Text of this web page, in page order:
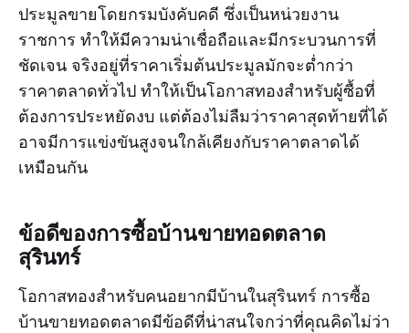
ประมูลขายโดยกรมบังคับคดี ซึ่งเป็นหน่วยงาน
ราชการ ทำให้มีความน่าเชื่อถือและมีกระบวนการที่
ชัดเจน จริงอยู่ที่ราคาเริ่มต้นประมูลมักจะต่ำกว่า
ราคาตลาดทั่วไป ทำให้เป็นโอกาสทองสำหรับผู้ซื้อที่
ต้องการประหยัดงบ แต่ต้องไม่ลืมว่าราคาสุดท้ายที่ได้
อาจมีการแข่งขันสูงจนใกล้เคียงกับราคาตลาดได้
เหมือนกัน
ข้อดีของการซื้อบ้านขายทอดตลาด
สุรินทร์
โอกาสทองสำหรับคนอยากมีบ้านในสุรินทร์ การซื้อ
บ้านขายทอดตลาดมีข้อดีที่น่าสนใจกว่าที่คุณคิดไม่ว่า